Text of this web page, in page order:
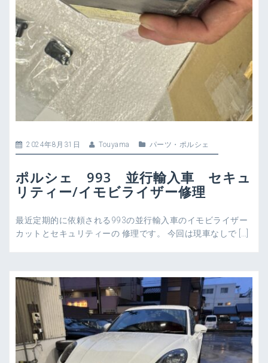
2024年8月31日 Touyama パーツ ・ ポルシェ
ポルシェ 993 並行輸入車 セキュ
リティー/イモビライザー修理
最近定期的に依頼される993の並行輸入車のイモビライザー
カットとセキュリティーの 修理です。 今回は現車なしで […]